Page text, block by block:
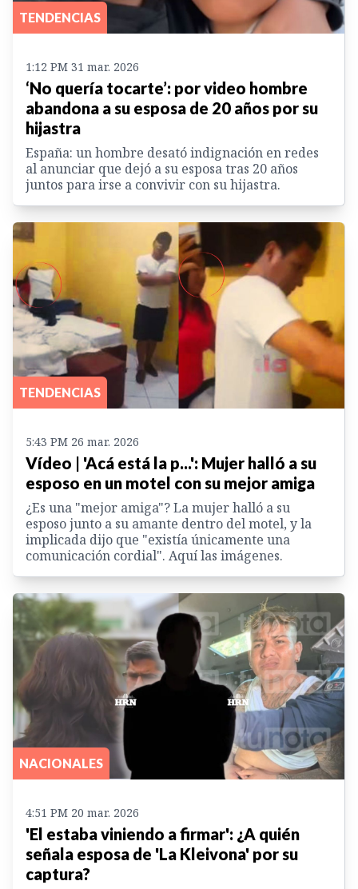
TENDENCIAS
1:12 PM 31 mar. 2026
‘No quería tocarte’: por video hombre
abandona a su esposa de 20 años por su
hijastra
España: un hombre desató indignación en redes
al anunciar que dejó a su esposa tras 20 años
juntos para irse a convivir con su hijastra.
TENDENCIAS
5:43 PM 26 mar. 2026
Vídeo | 'Acá está la p...': Mujer halló a su
esposo en un motel con su mejor amiga
¿Es una "mejor amiga"? La mujer halló a su
esposo junto a su amante dentro del motel, y la
implicada dijo que "existía únicamente una
comunicación cordial". Aquí las imágenes.
NACIONALES
4:51 PM 20 mar. 2026
'El estaba viniendo a firmar': ¿A quién
señala esposa de 'La Kleivona' por su
captura?